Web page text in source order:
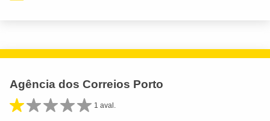
Agência dos Correios Porto
1 aval.